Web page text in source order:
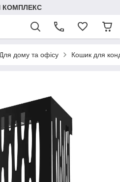
КОМПЛЕКС
Для дому та офісу Кошик для